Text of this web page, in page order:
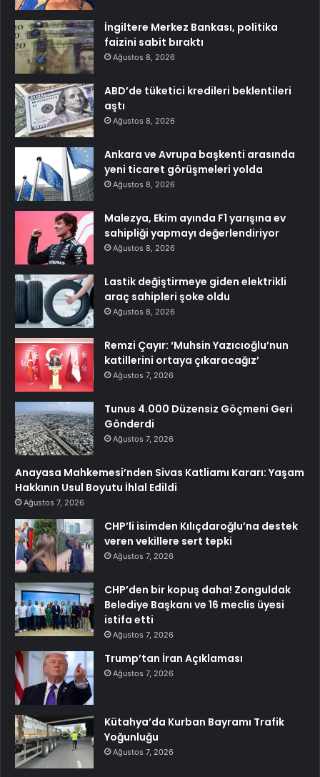
İngiltere Merkez Bankası, politika
faizini sabit bıraktı
Ağustos 8, 2026
ABD’de tüketici kredileri beklentileri
aştı
Ağustos 8, 2026
Ankara ve Avrupa başkenti arasında
yeni ticaret görüşmeleri yolda
Ağustos 8, 2026
Malezya, Ekim ayında F1 yarışına ev
sahipliği yapmayı değerlendiriyor
Ağustos 8, 2026
Lastik değiştirmeye giden elektrikli
araç sahipleri şoke oldu
Ağustos 8, 2026
Remzi Çayır: ‘Muhsin Yazıcıoğlu’nun
katillerini ortaya çıkaracağız’
Ağustos 7, 2026
Tunus 4.000 Düzensiz Göçmeni Geri
Gönderdi
Ağustos 7, 2026
Anayasa Mahkemesi’nden Sivas Katliamı Kararı: Yaşam
Hakkının Usul Boyutu İhlal Edildi
Ağustos 7, 2026
CHP’li isimden Kılıçdaroğlu’na destek
veren vekillere sert tepki
Ağustos 7, 2026
CHP’den bir kopuş daha! Zonguldak
Belediye Başkanı ve 16 meclis üyesi
istifa etti
Ağustos 7, 2026
Trump’tan İran Açıklaması
Ağustos 7, 2026
Kütahya’da Kurban Bayramı Trafik
Yoğunluğu
Ağustos 7, 2026